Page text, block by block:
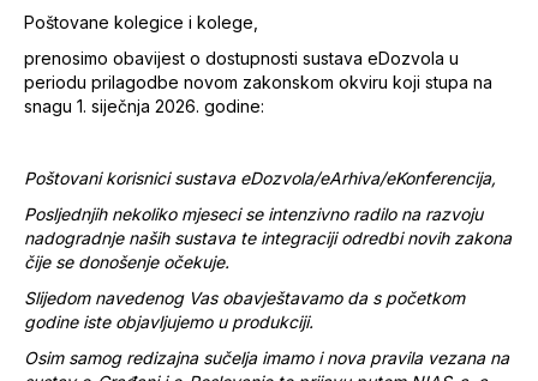
Poštovane kolegice i kolege,
prenosimo obavijest o dostupnosti sustava eDozvola u
periodu prilagodbe novom zakonskom okviru koji stupa na
snagu 1. siječnja 2026. godine:
Poštovani korisnici sustava eDozvola/eArhiva/eKonferencija,
Posljednjih nekoliko mjeseci se intenzivno radilo na razvoju
nadogradnje naših sustava te integraciji odredbi novih zakona
čije se donošenje očekuje.
Slijedom navedenog Vas obavještavamo da s početkom
godine iste objavljujemo u produkciji.
Osim samog redizajna sučelja imamo i nova pravila vezana na